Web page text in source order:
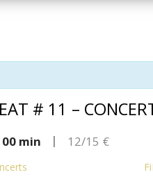
# 11 –
00 min | 12/15 €